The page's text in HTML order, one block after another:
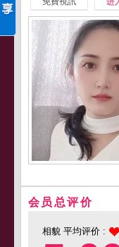
会员总评价
相貌 平均评价 :